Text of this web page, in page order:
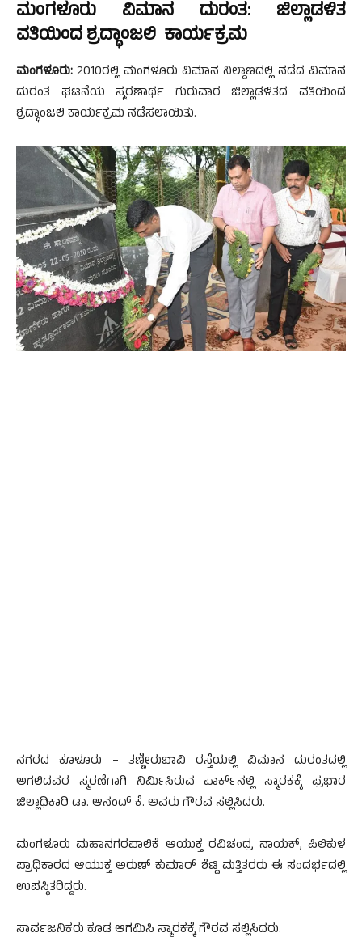
ಮಂಗಳೂರು ವಿಮಾನ ದುರಂತ: ಜಿಲ್ಲಾಡಳಿತ
ವತಿಯಿಂದ ಶ್ರದ್ಧಾಂಜಲಿ ಕಾರ್ಯಕ್ರಮ
ಮಂಗಳೂರು: 2010ರಲ್ಲಿ ಮಂಗಳೂರು ವಿಮಾನ ನಿಲ್ದಾಣದಲ್ಲಿ ನಡೆದ ವಿಮಾನ
ದುರಂತ ಘಟನೆಯ ಸ್ಮರಣಾರ್ಥ ಗುರುವಾರ ಜಿಲ್ಲಾಡಳಿತದ ವತಿಯಿಂದ
ಶ್ರದ್ಧಾಂಜಲಿ ಕಾರ್ಯಕ್ರಮ ನಡೆಸಲಾಯಿತು.
ನಗರದ ಕೂಳೂರು – ತಣ್ಣೀರುಬಾವಿ ರಸ್ತೆಯಲ್ಲಿ ವಿಮಾನ ದುರಂತದಲ್ಲಿ
ಅಗಲಿದವರ ಸ್ಮರಣೆಗಾಗಿ ನಿರ್ಮಿಸಿರುವ ಪಾರ್ಕ್‍ನಲ್ಲಿ ಸ್ಮಾರಕಕ್ಕೆ ಪ್ರಭಾರ
ಜಿಲ್ಲಾಧಿಕಾರಿ ಡಾ. ಆನಂದ್ ಕೆ. ಅವರು ಗೌರವ ಸಲ್ಲಿಸಿದರು.
ಮಂಗಳೂರು ಮಹಾನಗರಪಾಲಿಕೆ ಆಯುಕ್ತ ರವಿಚಂದ್ರ ನಾಯಕ್, ಪಿಲಿಕುಳ
ಪ್ರಾಧಿಕಾರದ ಆಯುಕ್ತ ಅರುಣ್ ಕುಮಾರ್ ಶೆಟ್ಟಿ ಮತ್ತಿತರರು ಈ ಸಂದರ್ಭದಲ್ಲಿ
ಉಪಸ್ಥಿತರಿದ್ದರು.
ಸಾರ್ವಜನಿಕರು ಕೂಡ ಆಗಮಿಸಿ ಸ್ಮಾರಕಕ್ಕೆ ಗೌರವ ಸಲ್ಲಿಸಿದರು.